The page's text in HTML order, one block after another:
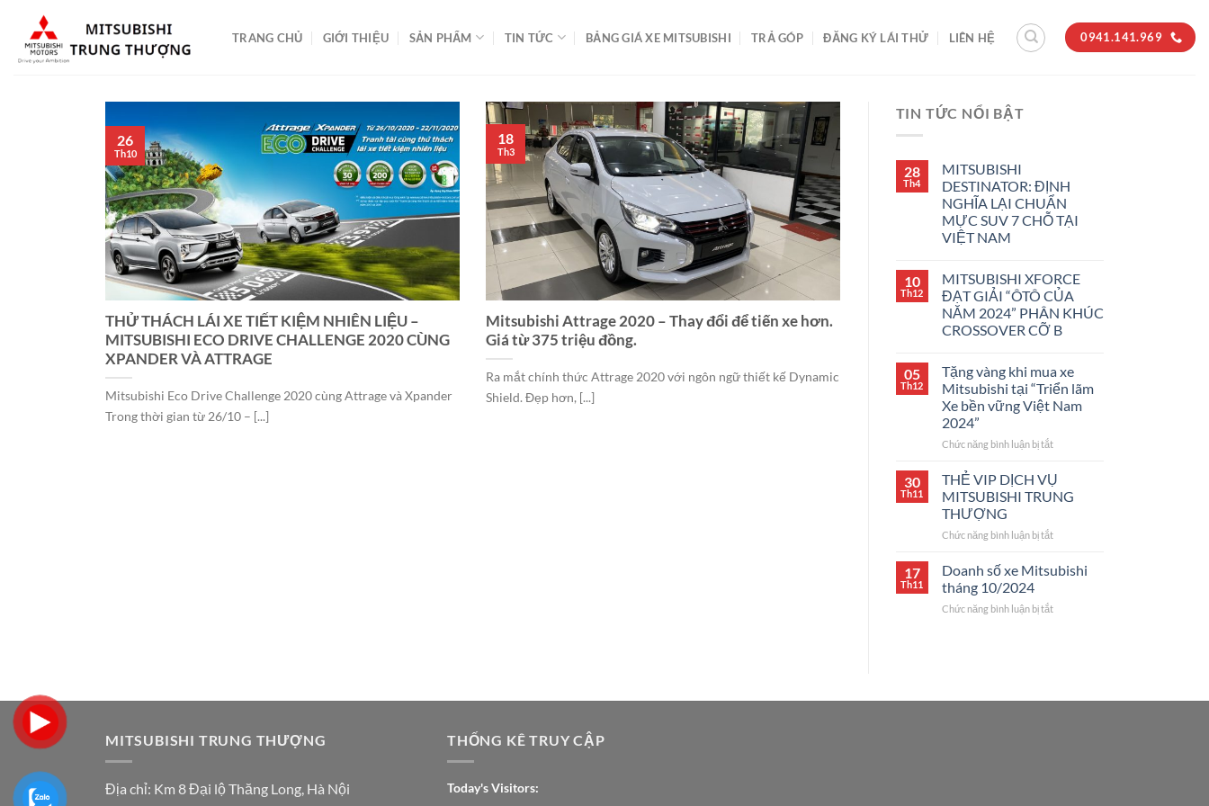
nội
TRANG CHỦ GIỚI THIỆU SẢN PHẨM TIN TỨC BẢNG GIÁ XE MITSUBISHI TRẢ GÓP ĐĂNG KÝ LÁI THỬ LIÊN HỆ 0941.141.969
THỬ THÁCH LÁI XE TIẾT KIỆM NHIÊN LIỆU –
MITSUBISHI ECO DRIVE CHALLENGE 2020 CÙNG
XPANDER VÀ ATTRAGE
Mitsubishi Eco Drive Challenge 2020 cùng Attrage và Xpander
Trong thời gian từ 26/10 – [...]
26
Th10
Mitsubishi Attrage 2020 – Thay đổi để tiến xe hơn.
Giá từ 375 triệu đồng.
Ra mắt chính thức Attrage 2020 với ngôn ngữ thiết kế Dynamic
Shield. Đẹp hơn, [...]
18
Th3
TIN TỨC NỔI BẬT
28
Th4
MITSUBISHI
DESTINATOR: ĐỊNH
NGHĨA LẠI CHUẨN
MỰC SUV 7 CHỖ TẠI
VIỆT NAM
10
Th12
MITSUBISHI XFORCE
ĐẠT GIẢI “ÔTÔ CỦA
NĂM 2024” PHÂN KHÚC
CROSSOVER CỠ B
05
Th12
Tặng vàng khi mua xe
Mitsubishi tại “Triển lãm
Xe bền vững Việt Nam
2024”
Chức năng bình luận bị tắtở
vàng
khi
mua
Mitsubishi
“Triển
bền
30
Th11
THẺ VIP DỊCH VỤ
MITSUBISHI TRUNG
THƯỢNG
Chức năng bình luận bị tắtở
VIP
DỊCH
MITSUBISHI
17
Th11
Doanh số xe Mitsubishi
tháng 10/2024
Chức năng bình luận bị tắtở
10/2024
MITSUBISHI TRUNG THƯỢNG
Địa chỉ: Km 8 Đại lộ Thăng Long, Hà Nội
THỐNG KÊ TRUY CẬP
Today's Visitors: